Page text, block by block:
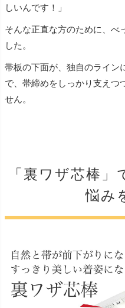
しいんです！」
そんな正直な方のために、べ
した。
帯板の下面が、独自のライン
で、帯締めをしっかり支えつ
せん。
「裏ワザ芯棒
悩み